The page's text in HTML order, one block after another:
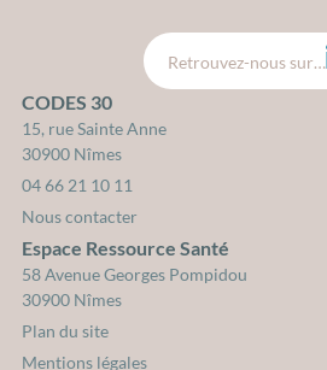
Retrouvez-nous sur…
CODES 30
15, rue Sainte Anne
30900 Nîmes
04 66 21 10 11
Nous contacter
Espace Ressource Santé
58 Avenue Georges Pompidou
30900 Nîmes
Plan du site
Mentions légales